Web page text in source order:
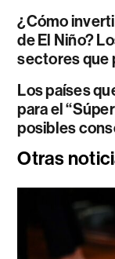
¿Cómo
de El Niño?
sectores que
Los países
para el
posibles
Otras